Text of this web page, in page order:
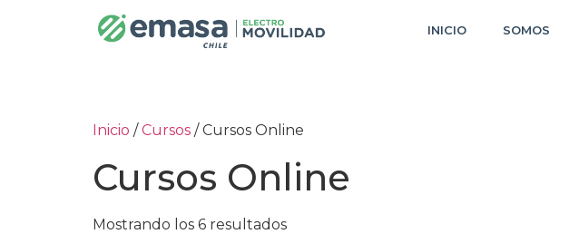
INICIO SOMOS
Inicio /Cursos / Cursos Online
Cursos Online
Mostrando los 6 resultados